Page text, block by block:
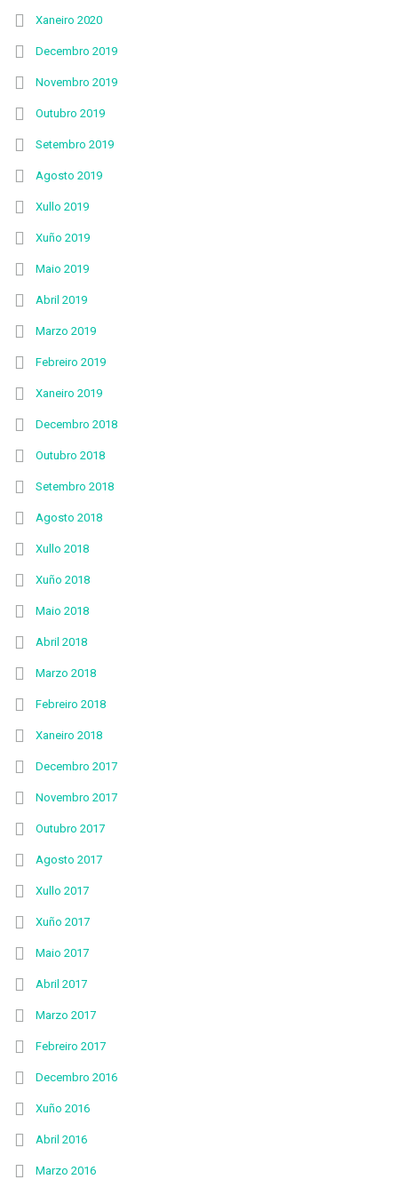
Xaneiro 2020
Decembro 2019
Novembro 2019
Outubro 2019
Setembro 2019
Agosto 2019
Xullo 2019
Xuño 2019
Maio 2019
Abril 2019
Marzo 2019
Febreiro 2019
Xaneiro 2019
Decembro 2018
Outubro 2018
Setembro 2018
Agosto 2018
Xullo 2018
Xuño 2018
Maio 2018
Abril 2018
Marzo 2018
Febreiro 2018
Xaneiro 2018
Decembro 2017
Novembro 2017
Outubro 2017
Agosto 2017
Xullo 2017
Xuño 2017
Maio 2017
Abril 2017
Marzo 2017
Febreiro 2017
Decembro 2016
Xuño 2016
Abril 2016
Marzo 2016